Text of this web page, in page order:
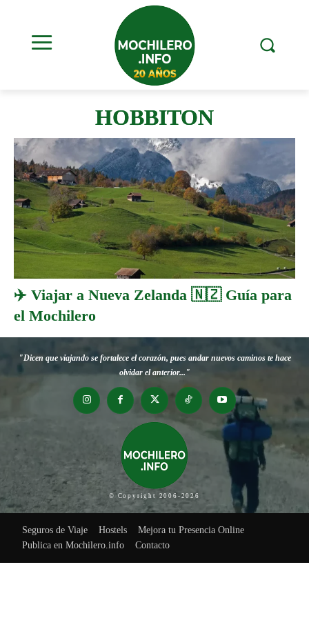
HOBBITON
✈️ Viajar a Nueva Zelanda 🇳🇿 Guía para
el Mochilero
"Dicen que viajando se fortalece el corazón, pues andar nuevos caminos te hace
olvidar el anterior..."
© Copyright 2006-2026
Seguros de Viaje Hostels
Mejora tu Presencia Online
Publica en Mochilero.info
Contacto